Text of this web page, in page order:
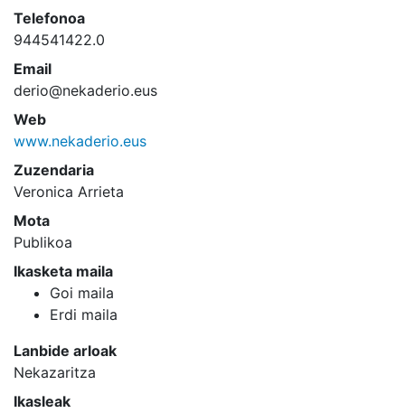
Telefonoa
944541422.0
Email
derio@nekaderio.eus
Web
www.nekaderio.eus
Zuzendaria
Veronica Arrieta
Mota
Publikoa
Ikasketa maila
Goi maila
Erdi maila
Lanbide arloak
Nekazaritza
Ikasleak